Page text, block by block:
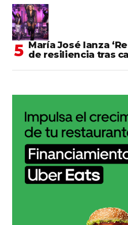
María José lanza
de resiliencia tras